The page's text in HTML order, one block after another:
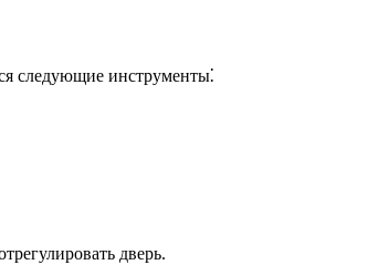
следующие инструменты⁚
дверь.